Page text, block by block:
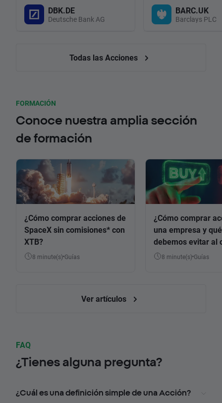
DBK.DE
Deutsche Bank AG
BARC.UK
Barclays PLC
Todas las Acciones
FORMACIÓN
Conoce nuestra amplia sección
de formación
¿Cómo comprar acciones de
SpaceX sin comisiones* con
XTB?
8 minute(s) Guías
¿Cómo comprar
una empresa y
debemos evitar al
8 minute(s) Guías
Ver artículos
FAQ
¿Tienes alguna pregunta?
¿Cuál es una definición simple de una Acción?